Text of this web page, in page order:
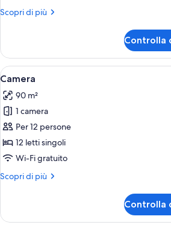
Scopri di più
Altri
quadrupla
Controlla
Apri
tutte
le
foto
per
Camera
Camera
7
Camera
90 m²
1 camera
Per 12 persone
12 letti singoli
Wi-Fi gratuito
Scopri di più
Altri
Controlla